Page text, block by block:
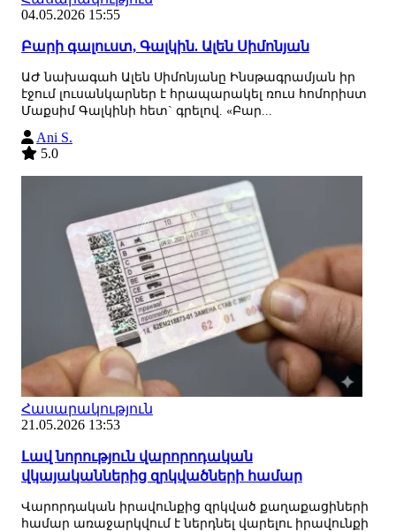
04.05.2026 15:55
Բարի գալուստ, Գալկին. Ալեն Սիմոնյան
ԱԺ նախագահ Ալեն Սիմոնյանը Ինսթագրամյան իր
էջում լուսանկարներ է հրապարակել ռուս հոմորիստ
Մաքսիմ Գալկինի հետ` գրելով. «Բար...
Ani S.
5.0
Հասարակություն
21.05.2026 13:53
Լավ նորություն վարորոդական
վկայականներից զրկվածների համար
Վարորդական իրավունքից զրկված քաղաքացիների
համար առաջարկվում է ներդնել վարելու իրավունքի